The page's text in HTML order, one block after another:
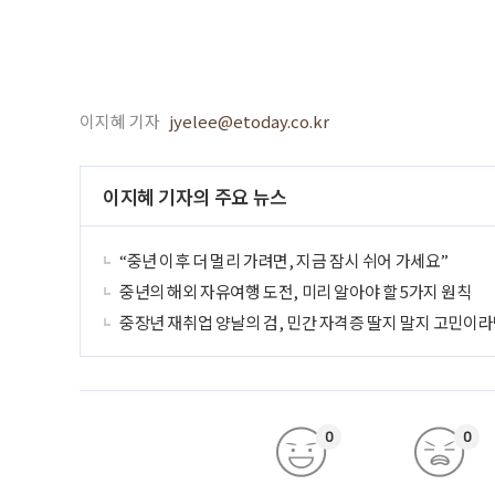
이지혜 기자 jyelee@etoday.co.kr
이지혜 기자의 주요 뉴스
“중년 이후 더 멀리 가려면, 지금 잠시 쉬어 가세요”
중년의 해외 자유여행 도전, 미리 알아야 할 5가지 원칙
중장년 재취업 양날의 검, 민간 자격증 딸지 말지 고민이
0 0